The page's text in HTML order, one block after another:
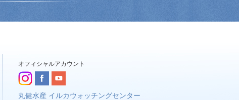
オフィシャルアカウント
丸健水産 イルカウォッチングセンター